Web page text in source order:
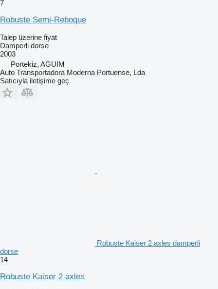
7
Robuste Semi-Reboque
Talep üzerine fiyat
Damperli dorse
2003
Portekiz, AGUIM
Auto Transportadora Moderna Portuense, Lda
Satıcıyla iletişime geç
Robuste Kaiser 2 axles damperli
dorse
14
Robuste Kaiser 2 axles